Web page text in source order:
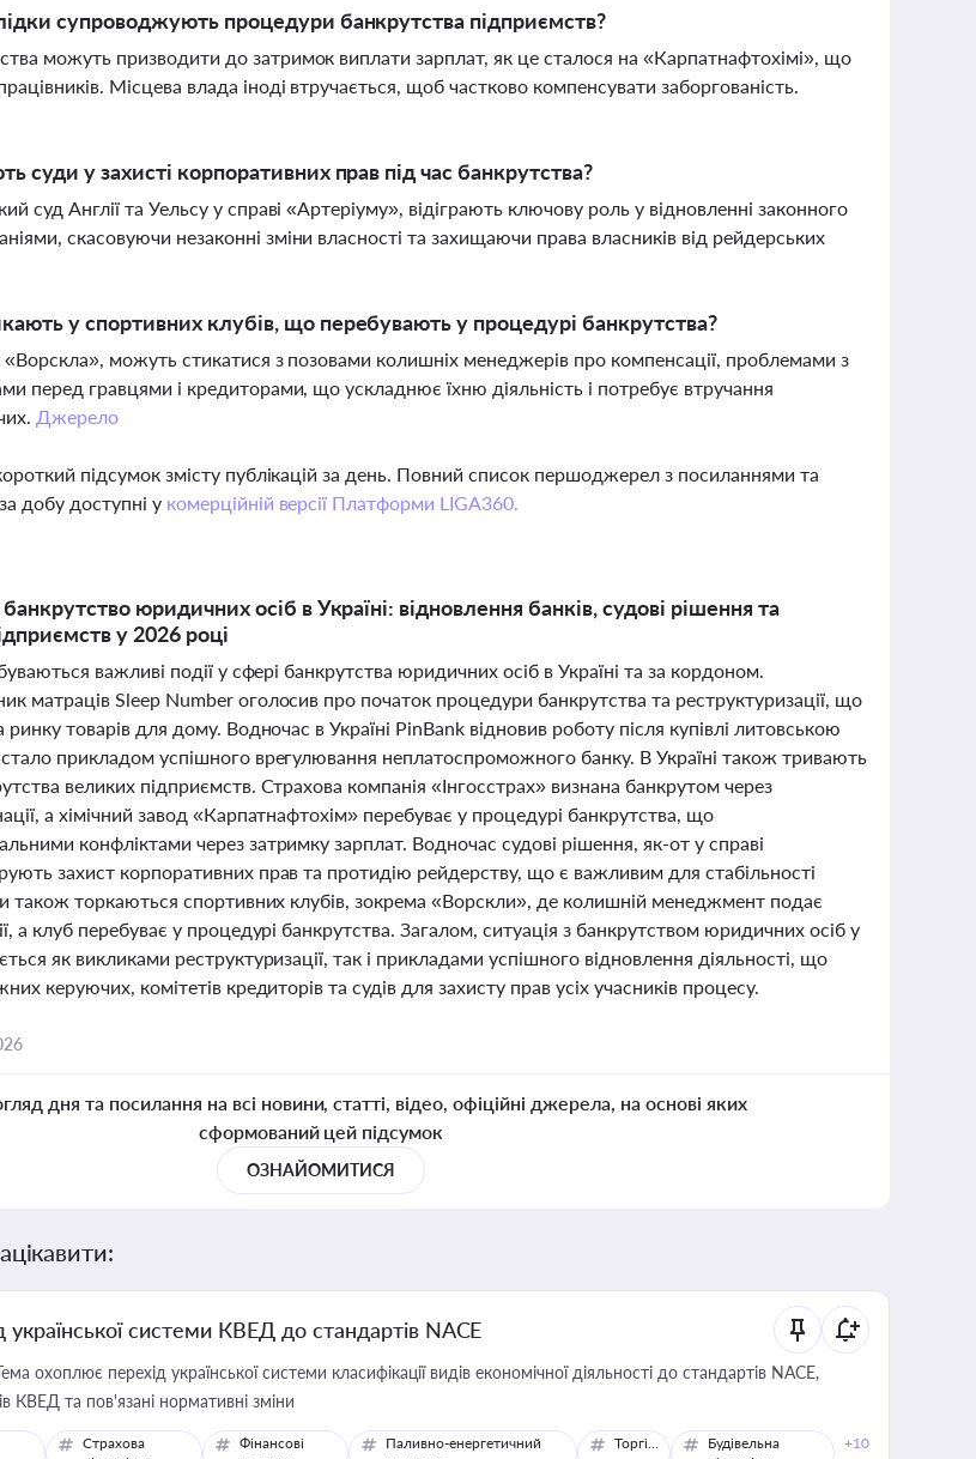
супроводжують процедури банкрутства підприємств?
можуть призводити до затримок виплати зарплат, як це сталося на «Карпатнафтохімі», що
Місцева влада іноді втручається, щоб частково компенсувати заборгованість.
суди у захисті корпоративних прав під час банкрутства?
суд Англії та Уельсу у справі «Артеріуму», відіграють ключову роль у відновленні законного
скасовуючи незаконні зміни власності та захищаючи права власників від рейдерських
у спортивних клубів, що перебувають у процедурі банкрутства?
«Ворскла», можуть стикатися з позовами колишніх менеджерів про компенсації, проблемами з
перед гравцями і кредиторами, що ускладнює їхню діяльність і потребує втручання
Джерело
підсумок змісту публікацій за день. Повний список першоджерел з посиланнями та
добу доступні у комерційній версії Платформи LIGA360.
юридичних осіб в Україні: відновлення банків, судові рішення та
у 2026 році
важливі події у сфері банкрутства юридичних осіб в Україні та за кордоном.
матраців Sleep Number оголосив про початок процедури банкрутства та реструктуризації, що
товарів для дому. Водночас в Україні PinBank відновив роботу після купівлі литовською
прикладом успішного врегулювання неплатоспроможного банку. В Україні також тривають
великих підприємств. Страхова компанія «Інгосстрах» визнана банкрутом через
а хімічний завод «Карпатнафтохім» перебуває у процедурі банкрутства, що
конфліктами через затримку зарплат. Водночас судові рішення, як-от у справі
захист корпоративних прав та протидію рейдерству, що є важливим для стабільності
також торкаються спортивних клубів, зокрема «Ворскли», де колишній менеджмент подає
а клуб перебуває у процедурі банкрутства. Загалом, ситуація з банкрутством юридичних осіб у
як викликами реструктуризації, так і прикладами успішного відновлення діяльності, що
керуючих, комітетів кредиторів та судів для захисту прав усіх учасників процесу.
дня та посилання на всі новини, статті, відео, офіційні джерела, на основі яких
сформований цей підсумок
ОЗНАЙОМИТИСЯ
української системи КВЕД до стандартів NACE
охоплює перехід української системи класифікації видів економічної діяльності до стандартів NACE,
КВЕД та пов'язані нормативні зміни
Страхова
Фінансові
Паливно-енергетичний
Торгівля
Будівельна
+10